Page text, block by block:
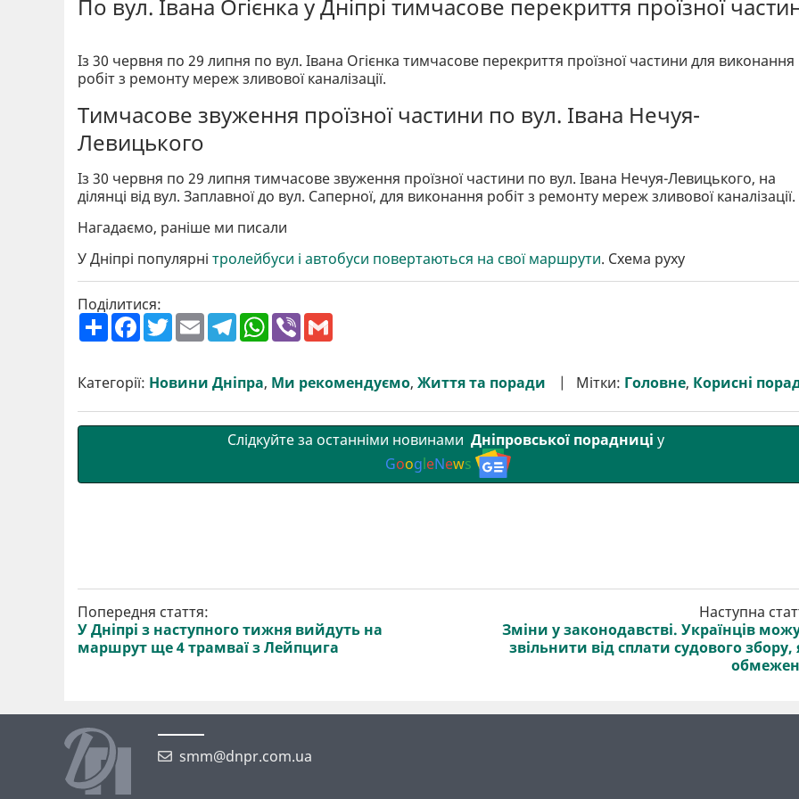
По вул. Івана Огієнка у Дніпрі тимчасове перекриття проїзної
Із 30 червня по 29 липня по вул. Івана Огієнка тимчасове перекриття проїзної частини для виконання
робіт з ремонту мереж зливової каналізації.
Тимчасове звуження проїзної частини по вул. Івана Нечуя-
Левицького
Із 30 червня по 29 липня тимчасове звуження проїзної частини по вул. Івана Нечуя-Левицького, на
ділянці від вул. Заплавної до вул. Саперної, для виконання робіт з ремонту мереж зливової каналізації.
Нагадаємо, раніше ми писали
У Дніпрі популярні тролейбуси і автобуси повертаються на свої маршрути. Схема руху
Поділитися:
П
о
р
и
F
a
b
o
T
w
t
e
E
m
l
T
e
g
r
W
h
s
A
V
r l
Категорії: Новини Дніпра, Ми рекомендуємо, Життя та поради Мітки: Головне, Корисні
Слідкуйте за останніми новинами Дніпровської порадниці у
GoogleNews
Попередня стаття:
У Дніпрі з наступного тижня вийдуть на
маршрут ще 4 трамваї з Лейпцига
Наступна
Зміни у законодавстві. Українців
звільнити від сплати судового збору,
smm@dnpr.com.ua